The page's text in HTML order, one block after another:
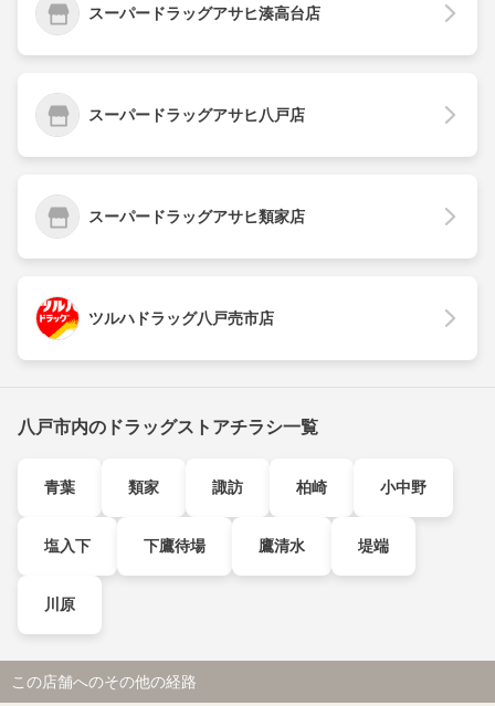
スーパードラッグアサヒ湊高台店
スーパードラッグアサヒ八戸店
スーパードラッグアサヒ類家店
ツルハドラッグ八戸売市店
八戸市内のドラッグストアチラシ一覧
青葉 類家 諏訪 柏崎 小中野
塩入下 下鷹待場 鷹清水 堤端
川原
この店舗へのその他の経路